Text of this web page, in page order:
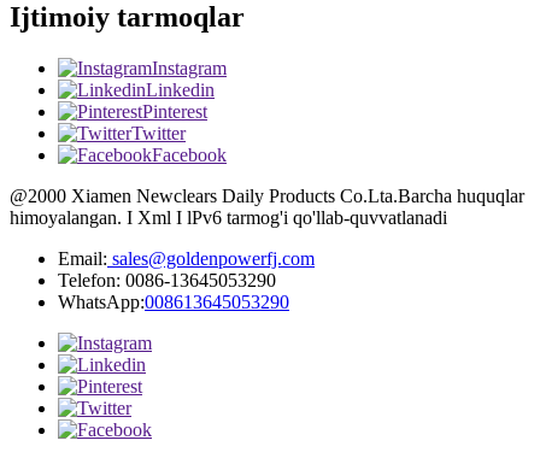
Ijtimoiy tarmoqlar
Instagram
Linkedin
Pinterest
Twitter
Facebook
@2000 Xiamen Newclears Daily Products Co.Lta.Barcha huquqlar
himoyalangan. I Xml I lPv6 tarmog'i qo'llab-quvvatlanadi
Email: sales@goldenpowerfj.com
Telefon: 0086-13645053290
WhatsApp:008613645053290